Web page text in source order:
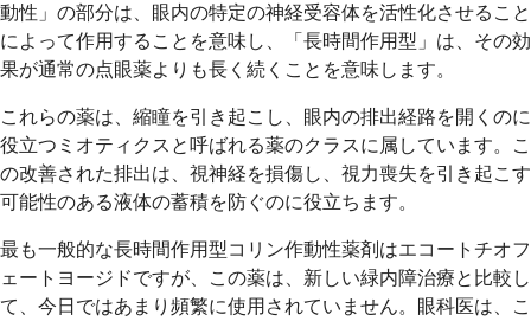
動性」の部分は、眼内の特定の神経受容体を活性化させること
によって作用することを意味し、「長時間作用型」は、その効
果が通常の点眼薬よりも長く続くことを意味します。
これらの薬は、縮瞳を引き起こし、眼内の排出経路を開くのに
役立つミオティクスと呼ばれる薬のクラスに属しています。こ
の改善された排出は、視神経を損傷し、視力喪失を引き起こす
可能性のある液体の蓄積を防ぐのに役立ちます。
最も一般的な長時間作用型コリン作動性薬剤はエコートチオフ
ェートヨージドですが、この薬は、新しい緑内障治療と比較し
て、今日ではあまり頻繁に使用されていません。眼科医は、こ